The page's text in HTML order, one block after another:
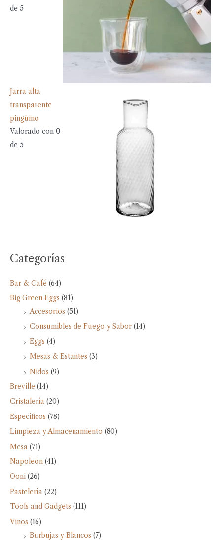
de 5
Jarra alta
transparente
pingüino
Valorado con 0
de 5
Categorías
Bar & Café (64)
Big Green Eggs (81)
Accesorios (51)
Consumibles de Fuego y Sabor (14)
Eggs (4)
Mesas & Estantes (3)
Nidos (9)
Breville (14)
Cristalería (20)
Específicos (78)
Limpieza y Almacenamiento (80)
Mesa (71)
Napoleón (41)
Ooni (26)
Pastelería (22)
Tools and Gadgets (111)
Vinos (16)
Burbujas y Blancos (7)